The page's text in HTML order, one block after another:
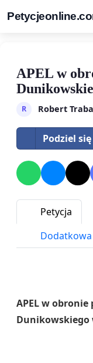
APEL w
R Robert Traba
Podziel
Petycja
APEL w
Dunikowskiego